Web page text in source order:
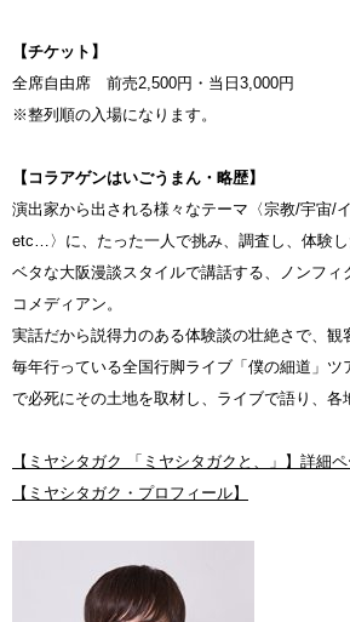
【チケット】
全席自由席 前売2,500円・当日3,000円
※整列順の入場になります。
【コラアゲンはいごうまん・略歴】
演出家から出される様々なテーマ〈宗教/宇宙/
etc…〉に、たった一人で挑み、調査し、体験
ベタな大阪漫談スタイルで講話する、ノンフィ
コメディアン。
実話だから説得力のある体験談の壮絶さで、観
毎年行っている全国行脚ライブ「僕の細道」ツ
で必死にその土地を取材し、ライブで語り、各
【ミヤシタガク 「ミヤシタガクと、」】詳細
【ミヤシタガク・プロフィール】